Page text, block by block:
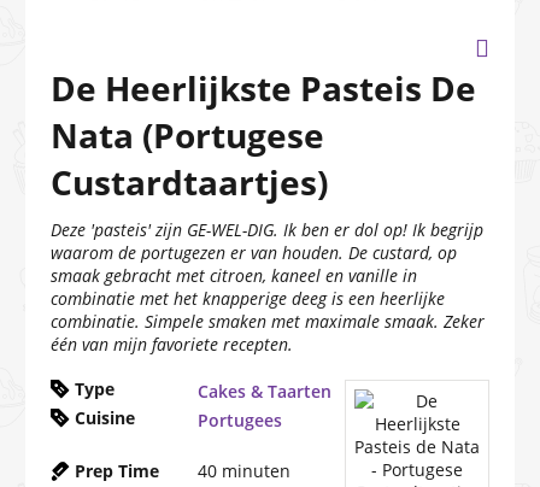
De Heerlijkste Pasteis De
Nata (Portugese
Custardtaartjes)
Deze 'pasteis' zijn GE-WEL-DIG. Ik ben er dol op! Ik begrijp
waarom de portugezen er van houden. De custard, op
smaak gebracht met citroen, kaneel en vanille in
combinatie met het knapperige deeg is een heerlijke
combinatie. Simpele smaken met maximale smaak. Zeker
één van mijn favoriete recepten.
Type
Cakes & Taarten
Cuisine
Portugees
Prep Time 40 minuten